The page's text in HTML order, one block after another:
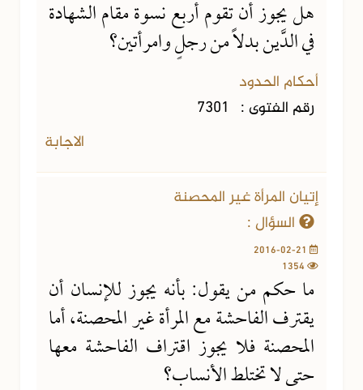
هل يجوز أن تقوم أربع نسوة مقام الشهادة
في الدَّين بدلاً من رجلٍ وامرأتين؟
أحكام الحدود
رقم الفتوى : 7301
الاجابة
إتيان المرأة غير المحصنة
السؤال :
ما حكم من يقول: بأنه يجوز للإنسان أن
يقترف الفاحشة مع المرأة غير المحصنة، أما
المحصنة فلا يجوز اقتراف الفاحشة معها
حتى لا تختلط الأنساب؟